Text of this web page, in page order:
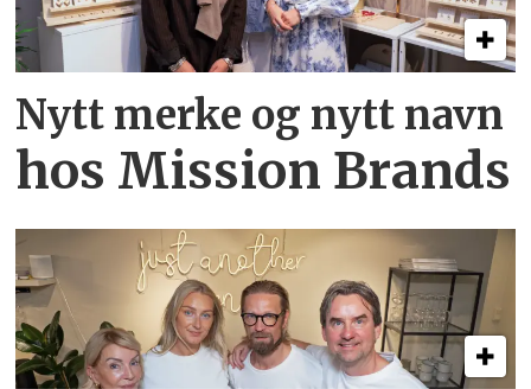
Nytt merke og nytt navn
hos Mission Brands